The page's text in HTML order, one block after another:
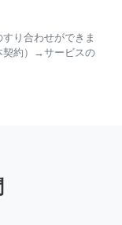
り合わせができま
契約）→サービスの